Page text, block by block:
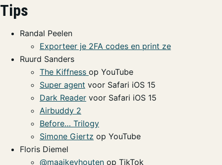
Tips
Randal Peelen
Exporteer je 2FA codes en print ze
Ruurd Sanders
The Kiffness op YouTube
Super agent voor Safari iOS 15
Dark Reader voor Safari iOS 15
Airbuddy 2
Before… Trilogy
Simone Giertz op YouTube
Floris Diemel
@maaikevhouten op TikTok